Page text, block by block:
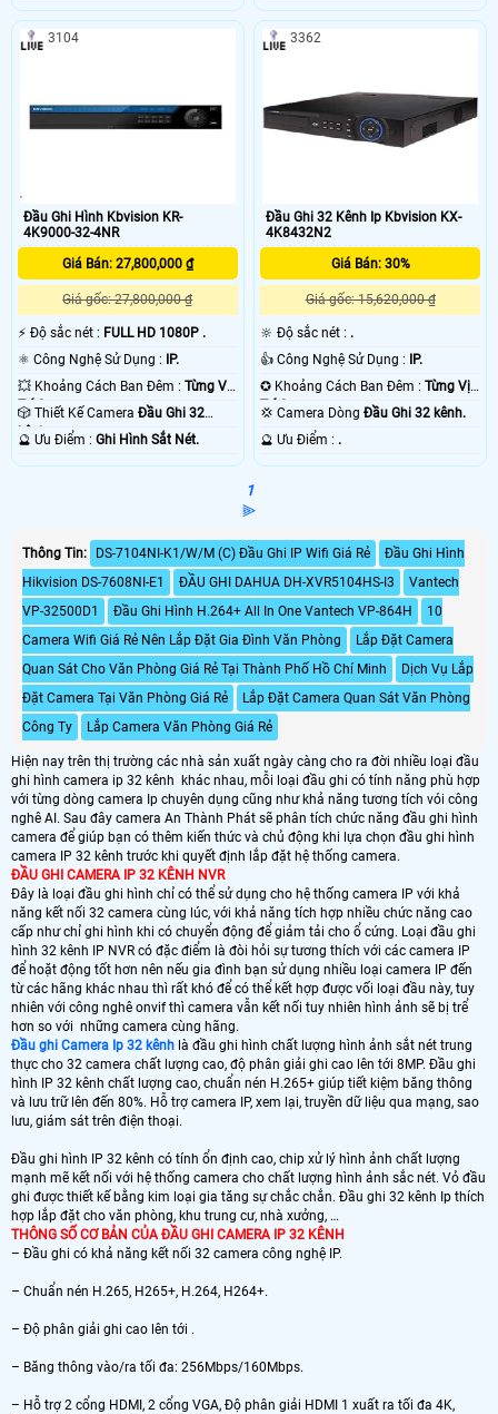
Đầu Ghi Hình Kbvision KR-
4K9000-32-4NR
Giá Bán: 27,800,000 ₫
Giá gốc: 27,800,000 ₫
️⚡ Độ sắc nét : FULL HD 1080P .
⚛️ Công Nghệ Sử Dụng : IP.
💥 Khoảng Cách Ban Đêm : Từng Vị
Trí Camera .
🎲 Thiết Kế Camera Đầu Ghi 32
kênh.
️🔮 Ưu Điểm : Ghi Hình Sắt Nét.
3104
Đầu Ghi 32 Kênh Ip Kbvision KX-
4K8432N2
Giá Bán: 30%
Giá gốc: 15,620,000 ₫
🔆 Độ sắc nét : .
👍 Công Nghệ Sử Dụng : IP.
✪ Khoảng Cách Ban Đêm :Từng Vị
Trí Camera .
💢 Camera DòngĐầu Ghi 32 kênh.
️🔮 Ưu Điểm : .
3362
1
⫸
Thông Tin: DS-7104NI-K1/W/M (C) Đầu Ghi IP Wifi Giá Rẻ
Đầu Ghi Hình
Hikvision DS-7608NI-E1
ĐẦU GHI DAHUA DH-XVR5104HS-I3
Vantech
VP-32500D1
Đầu Ghi Hình H.264+ All In One Vantech VP-864H
10
Camera Wifi Giá Rẻ Nên Lắp Đặt Gia Đình Văn Phòng
Lắp Đặt Camera
Quan Sát Cho Văn Phòng Giá Rẻ Tại Thành Phố Hồ Chí Minh
Dịch Vụ Lắp
Đặt Camera Tại Văn Phòng Giá Rẻ
Lắp Đặt Camera Quan Sát Văn Phòng
Công Ty
Lắp Camera Văn Phòng Giá Rẻ
Hiện nay trên thị trường các nhà sản xuất ngày càng cho ra đời nhiều loại đầu
ghi hình camera ip 32 kênh khác nhau, mỗi loại đầu ghi có tính năng phù hợp
với từng dòng camera Ip chuyên dụng cũng như khả năng tương tích vói công
nghê AI. Sau đây camera An Thành Phát sẽ phân tích chức năng đầu ghi hình
camera để giúp bạn có thêm kiến thức và chủ động khi lựa chọn đầu ghi hình
camera IP 32 kênh trước khi quyết định lắp đặt hệ thống camera.
ĐẦU GHI CAMERA IP 32 KÊNH NVR
Đây là loại đầu ghi hình chỉ có thể sử dụng cho hệ thống camera IP với khả
năng kết nối 32 camera cùng lúc, với khả năng tích hợp nhiều chức năng cao
cấp như chỉ ghi hình khi có chuyển động để giảm tải cho ổ cứng. Loại đầu ghi
hình 32 kênh IP NVR có đặc điểm là đòi hỏi sự tương thích với các camera IP
để hoặt động tốt hơn nên nếu gia đình bạn sử dụng nhiều loại camera IP đến
từ các hãng khác nhau thì rất khó để có thể kết hợp được vối loại đầu này, tuy
nhiên với công nghê onvif thì camera vẫn kết nối tuy nhiên hình ảnh sẽ bị trể
hơn so với những camera cùng hãng.
Đầu ghi Camera Ip 32 kênh là đầu ghi hình chất lượng hình ảnh sắt nét trung
thực cho 32 camera chất lượng cao, độ phân giải ghi cao lên tới 8MP. Đầu ghi
hình IP 32 kênh chất lượng cao, chuẩn nén H.265+ giúp tiết kiệm băng thông
và lưu trữ lên đến 80%. Hỗ trợ camera IP, xem lại, truyền dữ liệu qua mạng, sao
lưu, giám sát trên điện thoại.
Đầu ghi hình IP 32 kênh có tính ổn định cao, chip xử lý hình ảnh chất lượng
mạnh mẽ kết nối với hệ thống camera cho chất lượng hình ảnh sắc nét. Vỏ đầu
ghi được thiết kế bằng kim loại gia tăng sự chắc chắn. Đầu ghi 32 kênh Ip thích
hợp lắp đặt cho văn phòng, khu trung cư, nhà xưởng, …
THÔNG SỐ CƠ BẢN CỦA ĐẦU GHI CAMERA IP 32 KÊNH
– Đầu ghi có khả năng kết nối 32 camera công nghệ IP.
– Chuẩn nén H.265, H265+, H.264, H264+.
– Độ phân giải ghi cao lên tới .
– Băng thông vào/ra tối đa: 256Mbps/160Mbps.
– Hỗ trợ 2 cổng HDMI, 2 cổng VGA, Độ phân giải HDMI 1 xuất ra tối đa 4K,